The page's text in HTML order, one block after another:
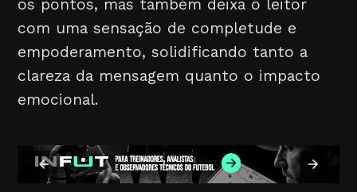
os pontos, mas também deixa o leitor
com uma sensação de completude e
empoderamento, solidificando tanto a
clareza da mensagem quanto o impacto
emocional.